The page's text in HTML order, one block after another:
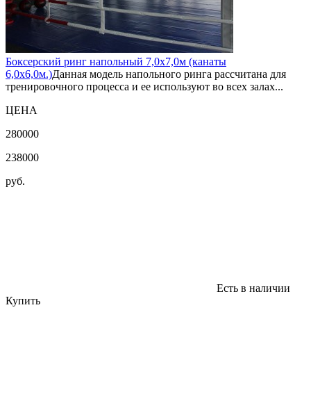
Боксерский ринг напольный 7,0х7,0м (канаты
6,0х6,0м.)Данная модель напольного ринга рассчитана для
тренировочного процесса и ее используют во всех залах...
ЦЕНА
280000
238000
руб.
Есть в наличии
Купить